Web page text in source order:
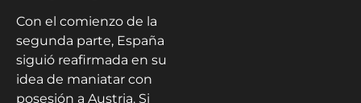
Con el comienzo de la
segunda parte, España
siguió reafirmada en su
idea de maniatar con
posesión a Austria. Si